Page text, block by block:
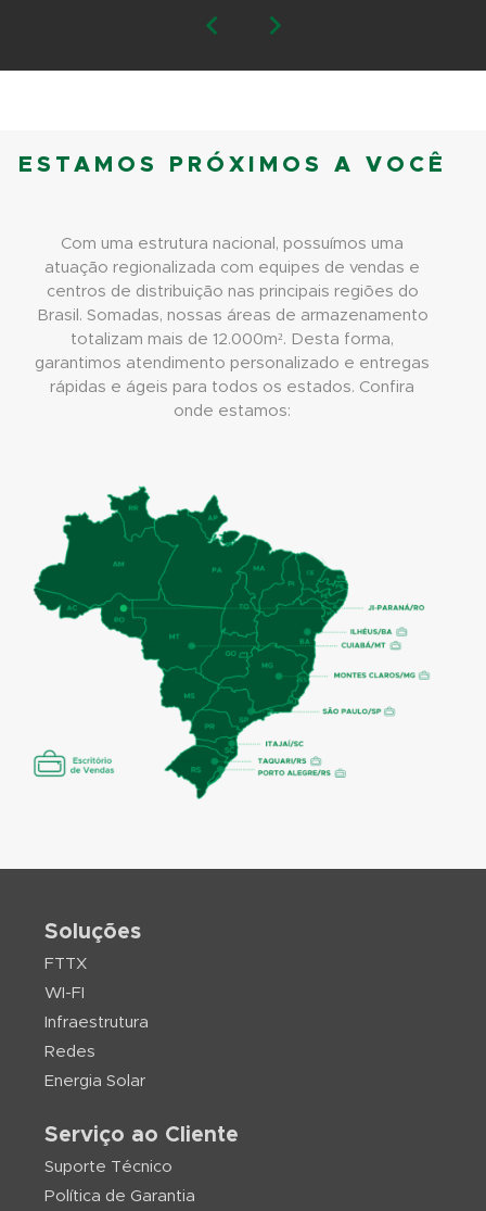
ESTAMOS PRÓXIMOS A VOCÊ
Com uma estrutura nacional, possuímos uma
atuação regionalizada com equipes de vendas e
centros de distribuição nas principais regiões do
Brasil. Somadas, nossas áreas de armazenamento
totalizam mais de 12.000m². Desta forma,
garantimos atendimento personalizado e entregas
rápidas e ágeis para todos os estados. Confira
onde estamos:
Soluções
FTTX
WI-FI
Infraestrutura
Redes
Energia Solar
Serviço ao Cliente
Suporte Técnico
Política de Garantia